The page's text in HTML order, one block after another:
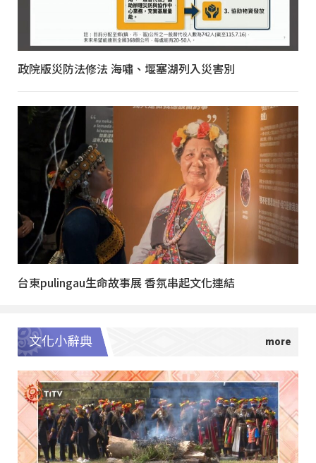
政院版災防法修法 海嘯、堰塞湖列入災害別
台東pulingau生命故事展 香氛串起文化連結
文化小辭典